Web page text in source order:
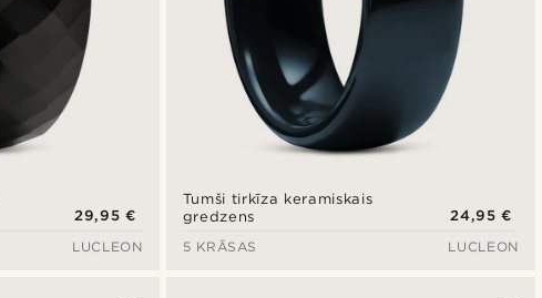
29,95 €
LUCLEON
Tumši tirkīza keramiskais
gredzens
24,95 €
5 KRĀSAS
LUCLEON